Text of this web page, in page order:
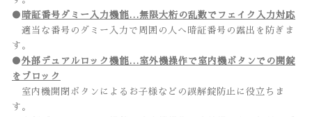
● 暗証番号ダミー入力機能…無限大桁の乱数でフェイク入力対応
適当な番号のダミー入力で周囲の人へ暗証番号の露出を防ぎま
す。
●外部デュアルロック機能…室外機操作で室内機ボタンでの開錠
をブロック
室内機開閉ボタンによるお子様などの誤解錠防止に役立ちま
す。